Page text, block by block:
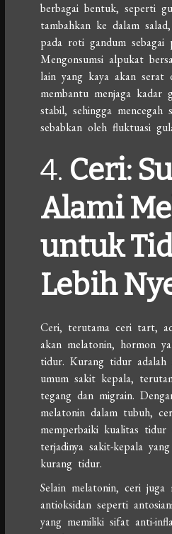
berbagai bentuk, seperti
tambahkan ke dalam
pada roti gandum sebagai
Mengonsumsi alpukat
lain yang kaya akan serat
membantu menjaga kadar
stabil, sehingga mencegah
sebabkan oleh fluktuasi
4. Ceri:
Alami
untuk
Lebih
Ceri, terutama ceri tart,
akan melatonin, hormon
tidur. Kurang tidur adalah
umum sakit kepala,
tegang dan migrain.
melatonin dalam tubuh,
memperbaiki kualitas tidur
terjadinya sakit-kepala
kurang tidur.
Selain melatonin, ceri juga
antioksidan seperti
yang memiliki sifat anti-